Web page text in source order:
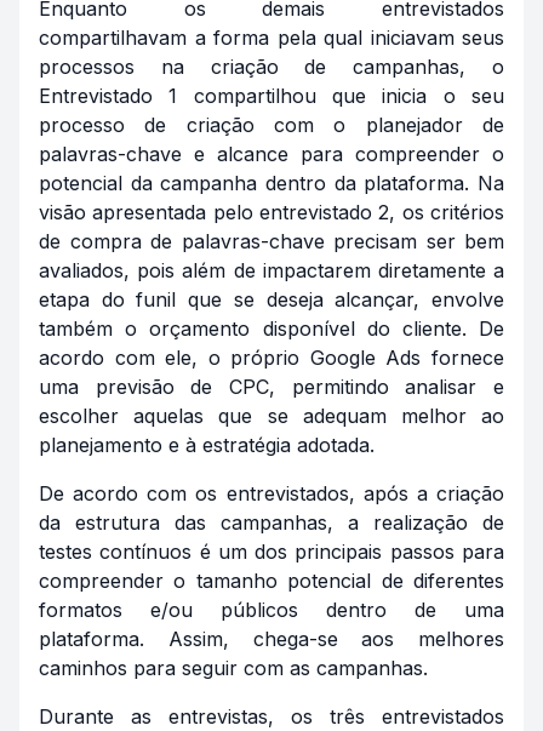
Enquanto os demais entrevistados
compartilhavam a forma pela qual iniciavam seus
processos na criação de campanhas, o
Entrevistado 1 compartilhou que inicia o seu
processo de criação com o planejador de
palavras-chave e alcance para compreender o
potencial da campanha dentro da plataforma. Na
visão apresentada pelo entrevistado 2, os critérios
de compra de palavras-chave precisam ser bem
avaliados, pois além de impactarem diretamente a
etapa do funil que se deseja alcançar, envolve
também o orçamento disponível do cliente. De
acordo com ele, o próprio Google Ads fornece
uma previsão de CPC, permitindo analisar e
escolher aquelas que se adequam melhor ao
planejamento e à estratégia adotada.
De acordo com os entrevistados, após a criação
da estrutura das campanhas, a realização de
testes contínuos é um dos principais passos para
compreender o tamanho potencial de diferentes
formatos e/ou públicos dentro de uma
plataforma. Assim, chega-se aos melhores
caminhos para seguir com as campanhas.
Durante as entrevistas, os três entrevistados